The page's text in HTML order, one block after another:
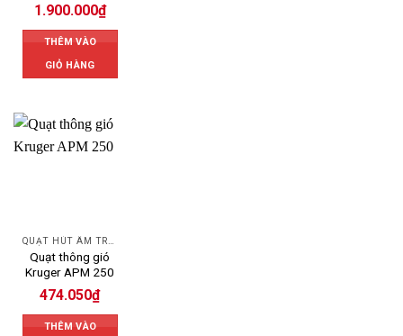
1.900.000₫
THÊM VÀO
GIỎ HÀNG
QUẠT HÚT ÂM TRẦN
Quạt thông gió
Kruger APM 250
474.050₫
THÊM VÀO